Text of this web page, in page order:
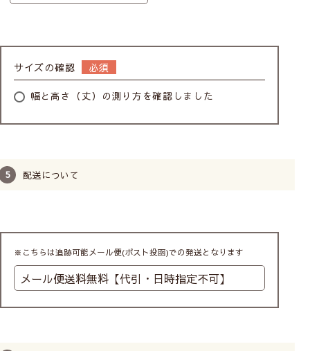
カフェカーテンの幅について
サイズの確認
幅と高さ（丈）の測り方を確認しました
配送について
※こちらは追跡可能メール便(ポスト投函)での発送となります